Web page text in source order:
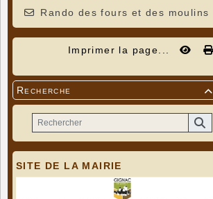
Rando des fours et des moulins
Imprimer la page...

Recherche
SITE DE LA MAIRIE